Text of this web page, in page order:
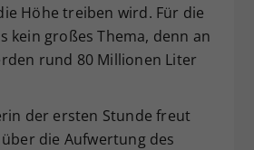
Höhe treiben wird. Für die
kein großes Thema, denn an
rund 80 Millionen Liter
der ersten Stunde freut
über die Aufwertung des